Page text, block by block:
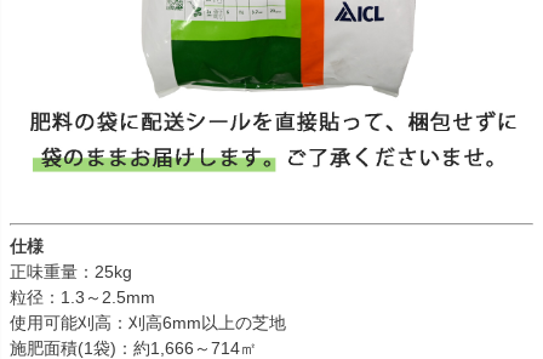
仕様
正味重量：25kg
粒径：1.3～2.5mm
使用可能刈高：刈高6mm以上の芝地
施肥面積(1袋)：約1,666～714㎡